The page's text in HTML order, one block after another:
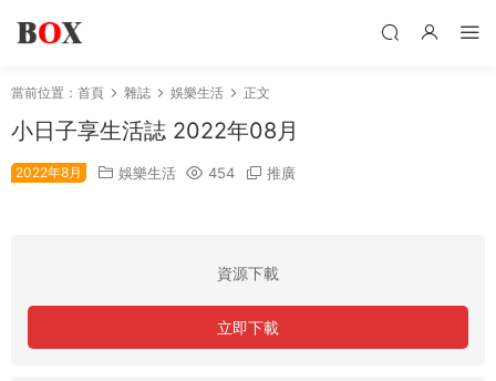
當前位置： 首頁 雜誌 娛樂生活 正文
小日子享生活誌 2022年08月
2022年8月 娛樂生活 454 推廣
資源下載
立即下載